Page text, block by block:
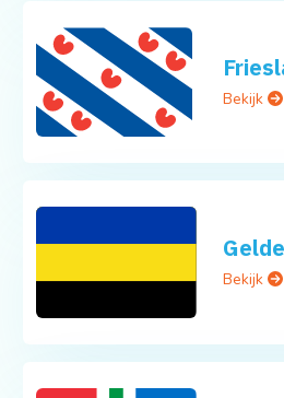
Bekijk
Bekijk